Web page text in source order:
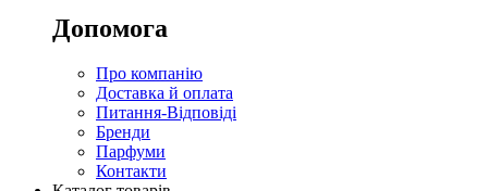
Допомога
Про компанію
Доставка й оплата
Питання-Відповіді
Бренди
Парфуми
Контакти